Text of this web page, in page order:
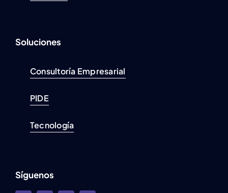
Soluciones
Consultoría Empresarial
PIDE
Tecnología
Síguenos